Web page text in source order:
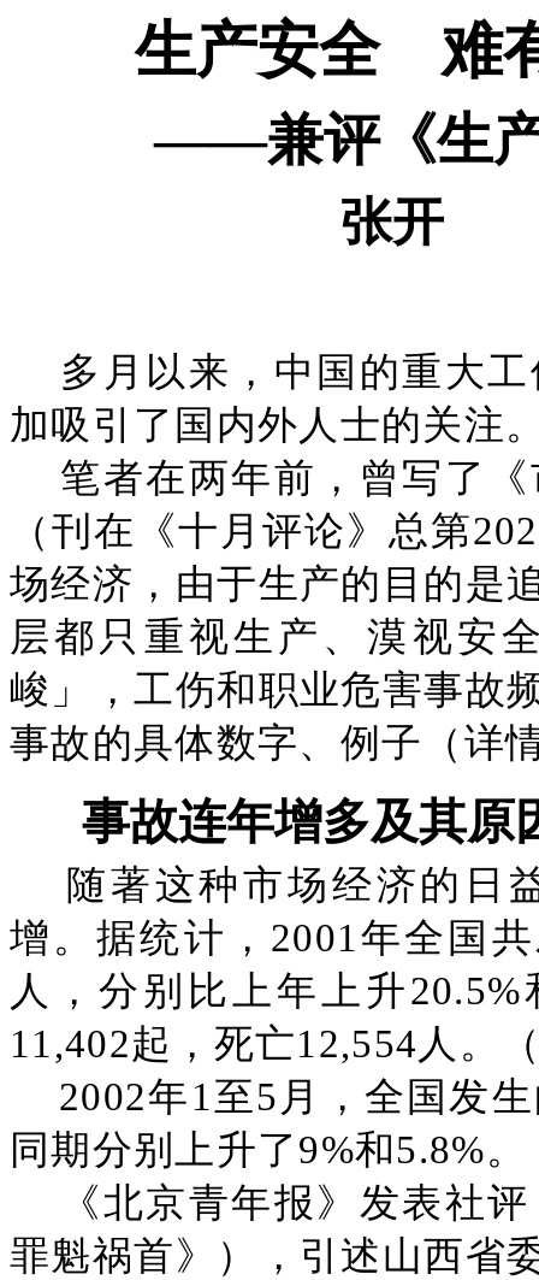
生产安全 难
——兼评《生
张开
多月以来，中国的重大
加吸引了国内外人士的关注
笔者在两年前，曾写了
（刊在《十月评论》总第
场经济，由于生产的目的是
层都只重视生产、漠视安
峻」，工伤和职业危害事故
事故的具体数字、例子（详
事故连年增多及其原
随著这种市场经济的日
增。据统计，2001年全国
人，分别比上年上升
11,402起，死亡12,554人。
2002年1至5月，全国发
同期分别上升了9%和5.8%。
《北京青年报》发表社
罪魁祸首》），引述山西省